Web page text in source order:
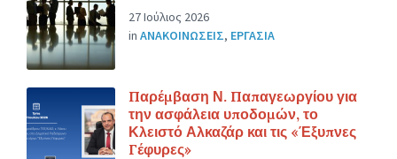
27 Ιούλιος 2026
in ΑΝΑΚΟΙΝΩΣΕΙΣ, ΕΡΓΑΣΙΑ
Παρέμβαση Ν. Παπαγεωργίου για
την ασφάλεια υποδομών, το
Κλειστό Αλκαζάρ και τις «Έξυπνες
Γέφυρες»